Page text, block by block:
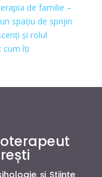
de familie –
spațiu de sprijin
și rolul
cum îți
şi Știinţe